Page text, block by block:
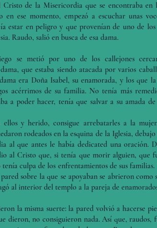
de la Misericordia que se encontraba en
en ese momento, empezó a escuchar unas
estar en peligro y que provenían de uno de los
Raudo, salió en busca de esa dama.
se metió por uno de los callejones
que estaba siendo atacada por varios
era Doña Isabel, su enamorada, y los que
acérrimos de su familia. No tenía más
a poder hacer, tenía que salvar a su amada de
ellos y herido, consigue arrebatarles a la
rodeados en la esquina de la Iglesia,
al que antes le había dedicated una oración.
al Cristo que, si tenía que morir alguien, que
tenía culpa de los enfrentamientos de sus
sobre la que se apoyaban se abrieron como
al interior del templo a la pareja de
la misma suerte: la pared volvió a hacerse
dieron, no consiguieron nada. Así que, raudos,